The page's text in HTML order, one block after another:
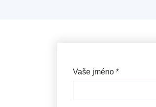
Vaše jméno *